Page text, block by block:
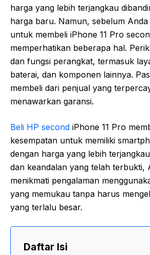
harga yang lebih terjangkau
harga baru. Namun, sebelum
untuk membeli iPhone 11 Pro
memperhatikan beberapa hal.
dan fungsi perangkat, termasuk
baterai, dan komponen lainnya.
membeli dari penjual yang
menawarkan garansi.
Beli HP second iPhone 11 Pro
kesempatan untuk memiliki
dengan harga yang lebih
dan keandalan yang telah terbukti,
menikmati pengalaman
yang memukau tanpa harus
yang terlalu besar.
Daftar Isi